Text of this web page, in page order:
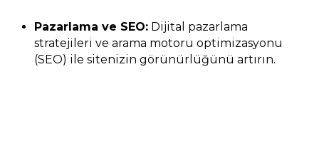
Pazarlama ve SEO: Dijital pazarlama
stratejileri ve arama motoru optimizasyonu
(SEO) ile sitenizin görünürlüğünü artırın.